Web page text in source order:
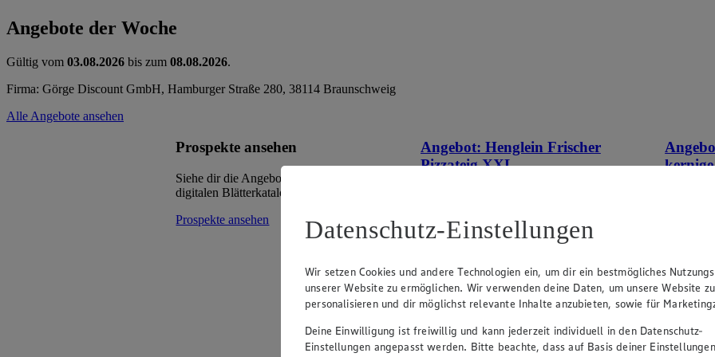
Angebote der Woche
Gültig vom 03.08.2026 bis zum 08.08.2026.
Firma: Görge Discount GmbH, Hamburger Straße 280, 38114 Braunschweig
Alle Angebote ansehen
Prospekte ansehen
Siehe dir die Angebote deines Marktes im
digitalen Blätterkatalog an.
Prospekte ansehen
Angebot: Henglein Frischer
Pizzateig XXL
Rabattierter Preis von 1.11€ (Insgesamt
-60% Rabatt)
auf Backpapier, schmeckt wie selbstgemacht,
550g Packung, (1kg = 2,02)
500g
Datenschutz-Einstellungen
Wir setzen Cookies und andere Technologien ein, um dir ein bestmögliches
unserer Website zu ermöglichen. Wir verwenden deine Daten, um unsere Website zu
personalisieren und dir möglichst relevante Inhalte anzubieten, sowie für
Deine Einwilligung ist freiwillig und kann jederzeit individuell in den Datenschutz-
Einstellungen angepasst werden. Bitte beachte, dass auf Basis deiner